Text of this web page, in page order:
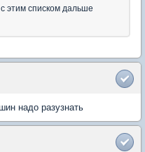
этим списком дальше
надо разузнать